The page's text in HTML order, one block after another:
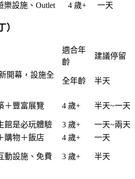
樂設施、Outlet 4 歲+ 一天
適合年
齡
建議停留
開幕，設施全
全年齡 半天
＋豐富展覽 4 歲+ 半天~一天
館是必玩體驗 3 歲+
一天~兩天
購物＋飯店 4 歲+
一天
動設施、免費 3 歲+ 半天